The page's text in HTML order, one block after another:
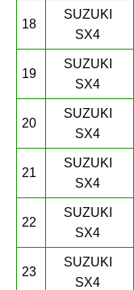
18
SUZUKI
SX4
19
SUZUKI
SX4
20
SUZUKI
SX4
21
SUZUKI
SX4
22
SUZUKI
SX4
23
SUZUKI
SX4